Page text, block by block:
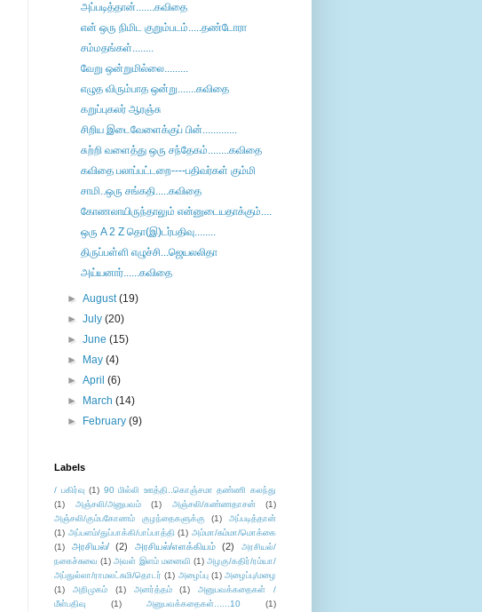
அப்படித்தான்.......கவிதை
என் ஒரு நிமிட குறும்படம்.....தண்டோரா
சம்மதங்கள்........
வேறு ஒன்றுமில்லை.........
எழுத விரும்பாத ஒன்று.......கவிதை
கறுப்புகலர் ஆரஞ்சு
சிறிய இடைவேளைக்குப் பின்.............
சுற்றி வளைத்து ஒரு சந்தேகம்........கவிதை
கவிதை பலாப்பட்டறை----பதிவர்கள் கும்மி
சாமி..ஒரு சங்கதி.....கவிதை
கோணலாயிருந்தாலும் என்னுடையதாக்கும்....
ஒரு A 2 Z தொ(இ)டர்பதிவு........
திருப்பள்ளி எழுச்சி...ஜெயலலிதா
அய்யனார்......கவிதை
►August(19)
►July(20)
►June(15)
►
May(4)
►April(6)
►
March(14)
►
February(9)
Labels
/ பகிர்வு (1) 90 மில்லி ஊத்தி..கொஞ்சமா தண்ணி கலந்து
(1)
அஞ்சலி/அனுபவம் (1) அஞ்சலி/கண்ணதாசன்
(1)
அஞ்சலி/கும்பகோணம் குழந்தைகளுக்கு
(1)
அப்படித்தான்
(1) அப்பளம்/துப்பாக்கி/பாப்பாத்தி (1) அம்மா/சும்மா/மொக்கை
(1)
அரசியல்/ (2) அரசியல்/எளக்கியம் (2)
அரசியல்/
நகைச்சுவை (1) அவள் இளம் மனைவி (1) அழகு/கதிர்/ரம்யா/
அப்துல்லா/ராமலட்சுமி/தொடர் (1) அழைப்பு (1) அழைப்பு/மழை
(1)
அறிமுகம் (1) அனர்த்தம் (1)
அனுபவக்கதைகள் /
மீள்பதிவு
(1) அனுபவக்கதைகள்......10
(1)